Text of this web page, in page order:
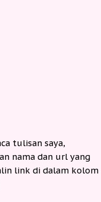
tulisan saya,
nama dan url yang
link di dalam kolom